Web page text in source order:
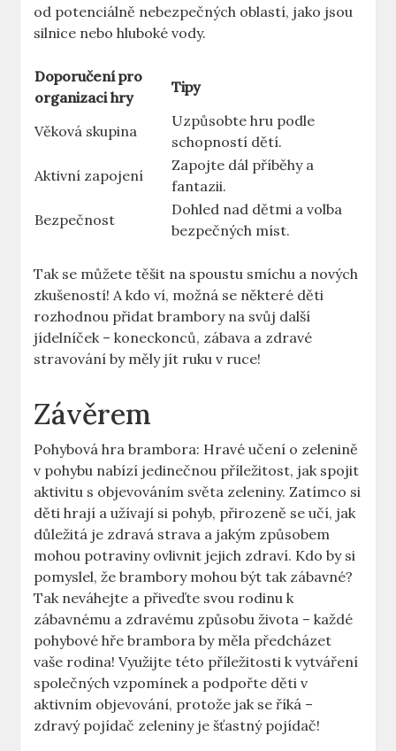
od potenciálně nebezpečných oblastí, jako jsou
silnice nebo hluboké vody.
Doporučení pro
organizaci hry
Tipy
Věková skupina
Uzpůsobte hru podle
schopností dětí.
Aktivní zapojení
Zapojte dál příběhy a
fantazii.
Bezpečnost
Dohled nad dětmi a volba
bezpečných míst.
Tak se můžete těšit na spoustu smíchu a nových
zkušeností! A kdo ví, možná se některé děti
rozhodnou přidat brambory na svůj další
jídelníček – koneckonců, zábava a zdravé
stravování by měly jít ruku v ruce!
Závěrem
Pohybová hra brambora: Hravé učení o zelenině
v pohybu nabízí jedinečnou příležitost, jak spojit
aktivitu s objevováním světa zeleniny. Zatímco si
děti hrají a užívají si pohyb, přirozeně se učí, jak
důležitá je zdravá strava a jakým způsobem
mohou potraviny ovlivnit jejich zdraví. Kdo by si
pomyslel, že brambory mohou být tak zábavné?
Tak neváhejte a přiveďte svou rodinu k
zábavnému a zdravému způsobu života – každé
pohybové hře brambora by měla předcházet
vaše rodina! Využijte této příležitosti k vytváření
společných vzpomínek a podpořte děti v
aktivním objevování, protože jak se říká –
zdravý pojídač zeleniny je šťastný pojídač!